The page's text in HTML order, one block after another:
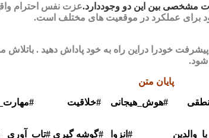
مشخصی بین این دو وجوددارد.عزت نفس احترام واقع
برای عملکرد در موقعیت های مختلف است.
خودرا دراین راه به خود پاداش دهید . باتلاش
شود.
#هوش_هیجانی #خلاقیت
#انزوا #گوشه گیری